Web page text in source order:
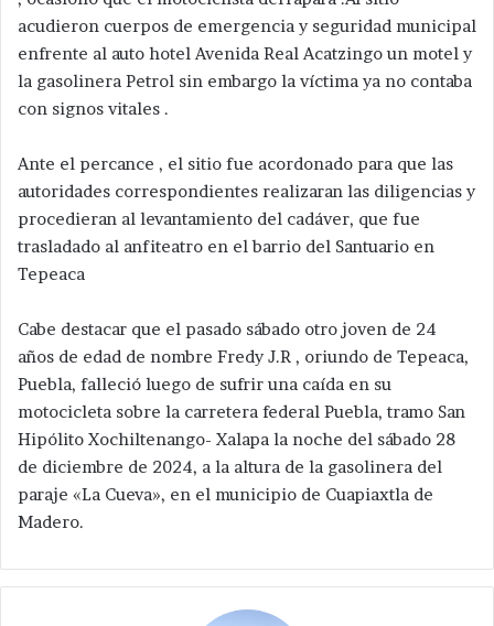
acudieron cuerpos de emergencia y seguridad municipal
enfrente al auto hotel Avenida Real Acatzingo un motel y
la gasolinera Petrol sin embargo la víctima ya no contaba
con signos vitales .
Ante el percance , el sitio fue acordonado para que las
autoridades correspondientes realizaran las diligencias y
procedieran al levantamiento del cadáver, que fue
trasladado al anfiteatro en el barrio del Santuario en
Tepeaca
Cabe destacar que el pasado sábado otro joven de 24
años de edad de nombre Fredy J.R , oriundo de Tepeaca,
Puebla, falleció luego de sufrir una caída en su
motocicleta sobre la carretera federal Puebla, tramo San
Hipólito Xochiltenango- Xalapa la noche del sábado 28
de diciembre de 2024, a la altura de la gasolinera del
paraje «La Cueva», en el municipio de Cuapiaxtla de
Madero.